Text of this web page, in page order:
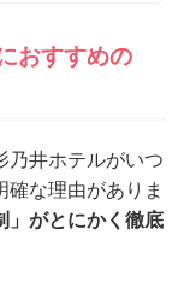
おすすめの
乃井ホテルがいつ
確な理由がありま
」がとにかく徹底